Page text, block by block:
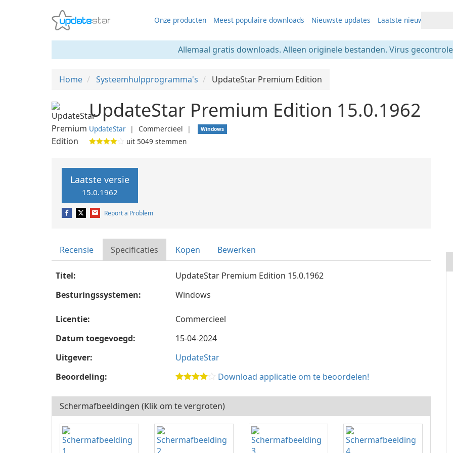
Onze producten Meest populaire downloads Nieuwste updates Laatste nieuws
Allemaal gratis downloads. Alleen originele bestanden. Virus
Home Systeemhulpprogramma's UpdateStar Premium Edition
UpdateStar Premium Edition 15.0.1962
UpdateStar ❘ Commercieel ❘ Windows
uit 5049 stemmen
Laatste versie
15.0.1962
Report a Problem
Recensie Specificaties Kopen Bewerken
Titel:
UpdateStar Premium Edition 15.0.1962
Besturingssystemen:
Windows
Licentie:
Commercieel
Datum toegevoegd:
15-04-2024
Uitgever:
UpdateStar
Beoordeling:
Download applicatie om te beoordelen!
Schermafbeeldingen (Klik om te vergroten)